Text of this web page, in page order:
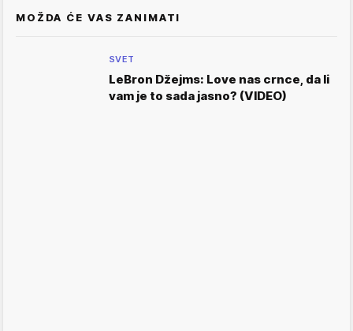
MOŽDA ĆE VAS ZANIMATI
SVET
LeBron Džejms: Love nas crnce, da li
vam je to sada jasno? (VIDEO)